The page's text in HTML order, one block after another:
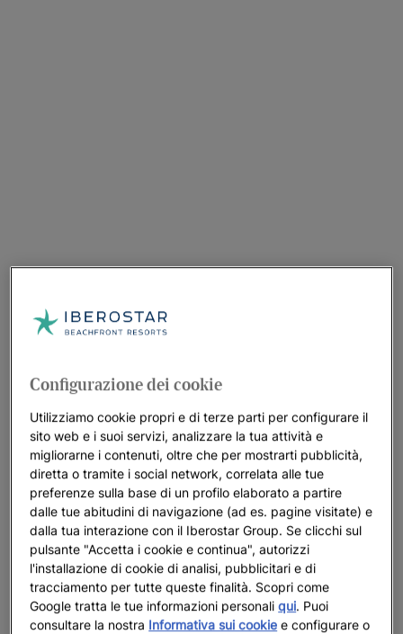
Configurazione dei cookie
Utilizziamo cookie propri e di terze parti per configurare il
sito web e i suoi servizi, analizzare la tua attività e
migliorarne i contenuti, oltre che per mostrarti pubblicità,
diretta o tramite i social network, correlata alle tue
preferenze sulla base di un profilo elaborato a partire
dalle tue abitudini di navigazione (ad es. pagine visitate) e
dalla tua interazione con il Iberostar Group. Se clicchi sul
pulsante "Accetta i cookie e continua", autorizzi
l'installazione di cookie di analisi, pubblicitari e di
tracciamento per tutte queste finalità. Scopri come
Google tratta le tue informazioni personaliqui. Puoi
consultare la nostra Informativa sui cookie e configurare o